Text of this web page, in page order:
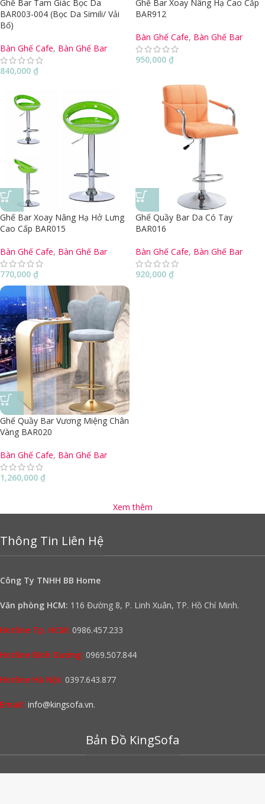
Ghế Bar Tam Giác Bọc Da
BAR003-004 (Bọc Da Simili/ Vải
Bố)
Bàn Ghế Cafe, Bàn Ghế Bar
840,000 ₫
Ghế Bar Xoay Nâng Hạ Cao Cấp
BAR912
Bàn Ghế Cafe, Bàn Ghế Bar
950,000 ₫
Ghế Bar Xoay Nâng Hạ Hở Lưng
Cao Cấp BAR015
Bàn Ghế Cafe, Bàn Ghế Bar
770,000 ₫
Ghế Quầy Bar Da Có Tay
BAR016
Bàn Ghế Cafe, Bàn Ghế Bar
920,000 ₫
Ghế Quầy Bar Vương Miệng Chân
Vàng BAR020
Bàn Ghế Cafe, Bàn Ghế Bar
1,260,000 ₫
Xem thêm
Thông Tin Liên Hệ
Công Ty TNHH BB Home
Văn phòng HCM: 116 Đường 8, P. Linh Xuân, TP. Hồ Chí Minh.
Hotline Tp. HCM: 0986.457.233
Hotline Bình Dương: 0969.507.844
Hotline Hà Nội: 0397.643.877
Email: info@kingsofa.vn.
Bản Đồ KingSofa